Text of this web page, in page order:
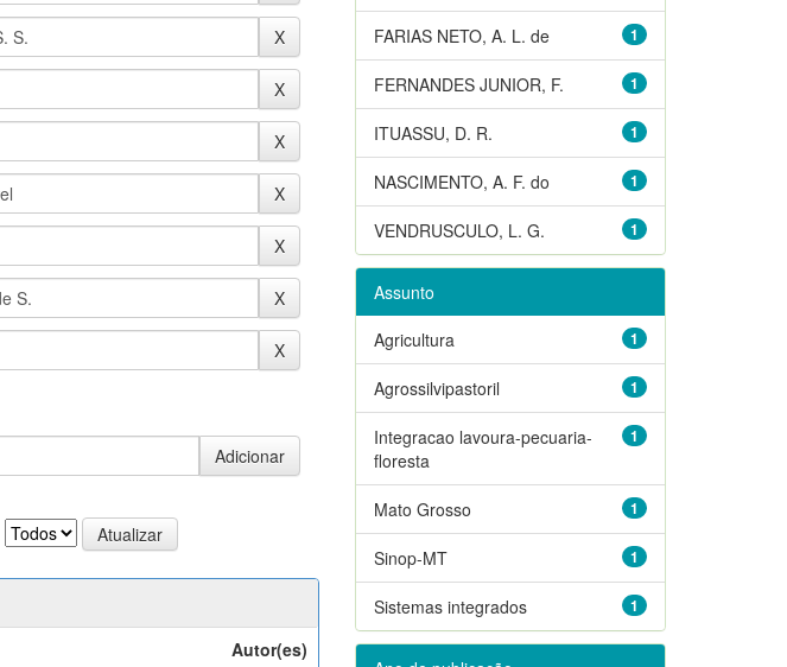
Autor(es)
1
FARIAS NETO, A. L. de
1
FERNANDES JUNIOR, F.
1
ITUASSU, D. R.
1
NASCIMENTO, A. F. do
1
VENDRUSCULO, L. G.
Assunto
1
Agricultura
1
Agrossilvipastoril
1
Integracao lavoura-pecuaria-
floresta
1
Mato Grosso
1
Sinop-MT
1
Sistemas integrados